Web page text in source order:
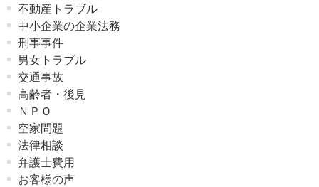
不動産トラブル
中小企業の企業法務
刑事事件
男女トラブル
交通事故
高齢者・後見
ＮＰＯ
空家問題
法律相談
弁護士費用
お客様の声